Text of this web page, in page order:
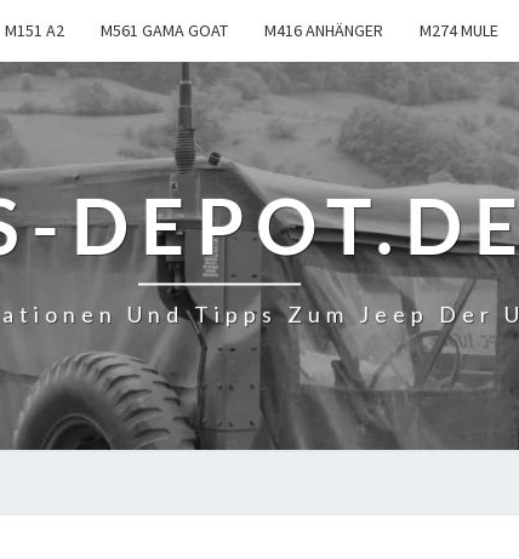
M151 A2 M561 GAMA GOAT M416 ANHÄNGER M274 MULE
Und Tipps Zum Jeep Der